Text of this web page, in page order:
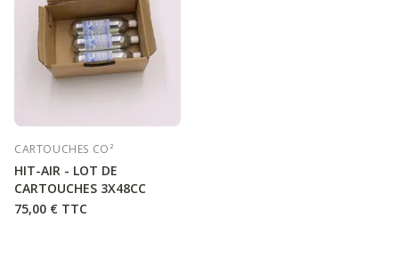
CARTOUCHES CO²
HIT-AIR - LOT DE
CARTOUCHES 3X48CC
75,00 € TTC